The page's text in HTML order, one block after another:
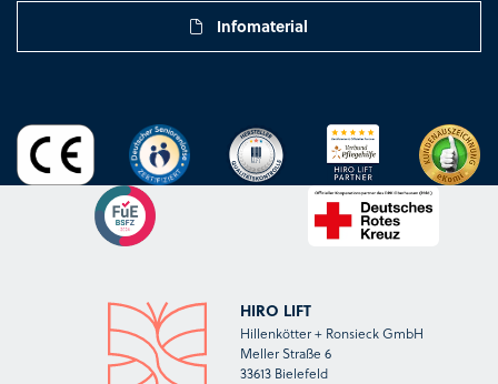
Infomaterial
HIRO LIFT
Hillenkötter + Ronsieck GmbH
Meller Straße 6
33613 Bielefeld